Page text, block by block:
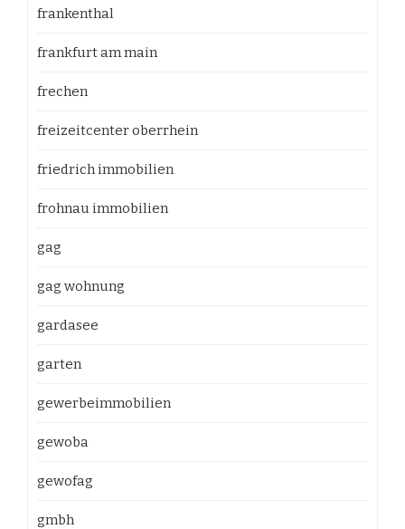
frankenthal
frankfurt am main
frechen
freizeitcenter oberrhein
friedrich immobilien
frohnau immobilien
gag
gag wohnung
gardasee
garten
gewerbeimmobilien
gewoba
gewofag
gmbh